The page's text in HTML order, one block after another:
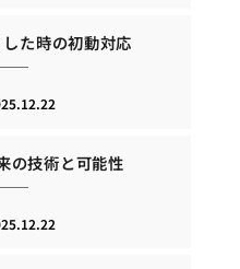
た時の初動対応
の技術と可能性